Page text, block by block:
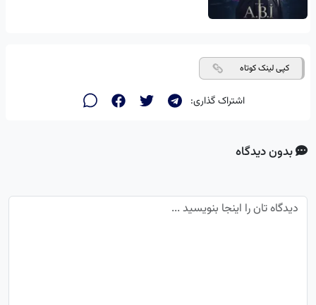
کپی لینک کوتاه
اشتراک گذاری:
بدون دیدگاه